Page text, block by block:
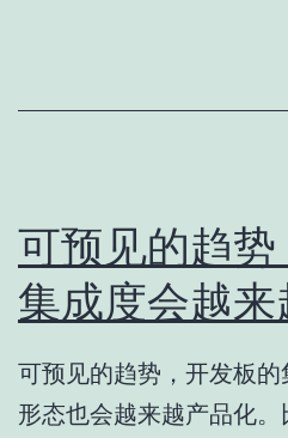
可预见的趋
集成度会越来
可预见的趋势，开发板的
形态也会越来越产品化